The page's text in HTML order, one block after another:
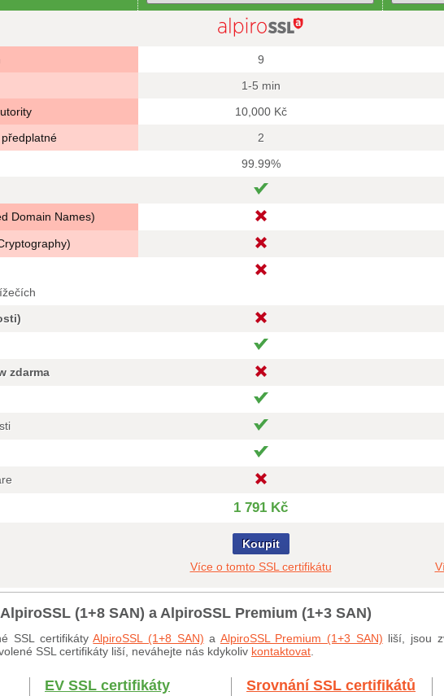
9
1-5 min
10,000 Kč
2
99.99%
Domain Names)
zdarma
1 791 Kč
Koupit
Více o tomto SSL certifikátu
(1+8 SAN) a AlpiroSSL Premium (1+3 SAN)
SSL certifikátyAlpiroSSL (1+8 SAN) a AlpiroSSL Premium (1+3 SAN) liší, jsou
SSL certifikáty liší, neváhejte nás kdykoliv kontaktovat
EV SSL certifikáty Srovnání SSL certifikátů